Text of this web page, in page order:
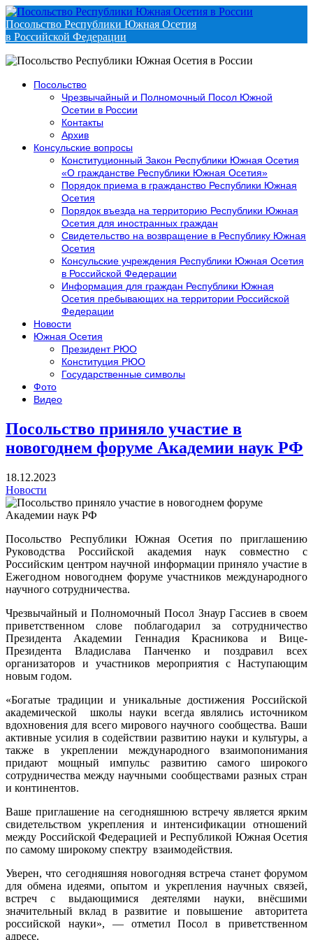
Посольство Республики Южная Осетия
в Российской Федерации
Посольство
Чрезвычайный и Полномочный Посол Южной
Осетии в России
Контакты
Архив
Консульские вопросы
Конституционный Закон Республики Южная Осетия
«О гражданстве Республики Южная Осетия»
Порядок приема в гражданство Республики Южная
Осетия
Порядок въезда на территорию Республики Южная
Осетия для иностранных граждан
Свидетельство на возвращение в Республику Южная
Осетия
Консульские учреждения Республики Южная Осетия
в Российской Федерации
Информация для граждан Республики Южная
Осетия пребывающих на территории Российской
Федерации
Новости
Южная Осетия
Президент РЮО
Конституция РЮО
Государственные символы
Фото
Видео
Посольство приняло участие в
новогоднем форуме Академии наук РФ
18.12.2023
Новости
Посольство Республики Южная Осетия по приглашению
Руководства Российской академия наук совместно с
Российским центром научной информации приняло участие в
Ежегодном новогоднем форуме участников международного
научного сотрудничества.
Чрезвычайный и Полномочный Посол Знаур Гассиев в своем
приветственном слове поблагодарил за сотрудничество
Президента Академии Геннадия Красникова и Вице-
Президента Владислава Панченко и поздравил всех
организаторов и участников мероприятия с Наступающим
новым годом.
«Богатые традиции и уникальные достижения Российской
академической школы науки всегда являлись источником
вдохновения для всего мирового научного сообщества. Ваши
активные усилия в содействии развитию науки и культуры, а
также в укреплении международного взаимопонимания
придают мощный импульс развитию самого широкого
сотрудничества между научными сообществами разных стран
и континентов.
Ваше приглашение на сегодняшнюю встречу является ярким
свидетельством укрепления и интенсификации отношений
между Российской Федерацией и Республикой Южная Осетия
по самому широкому спектру взаимодействия.
Уверен, что сегодняшняя новогодняя встреча станет форумом
для обмена идеями, опытом и укрепления научных связей,
встреч с выдающимися деятелями науки, внёсшими
значительный вклад в развитие и повышение авторитета
российской науки», — отметил Посол в приветственном
адресе.